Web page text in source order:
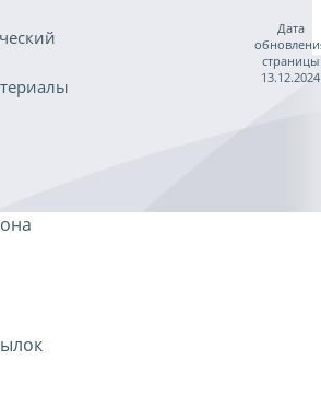
Дата
страницы
13.12.2024